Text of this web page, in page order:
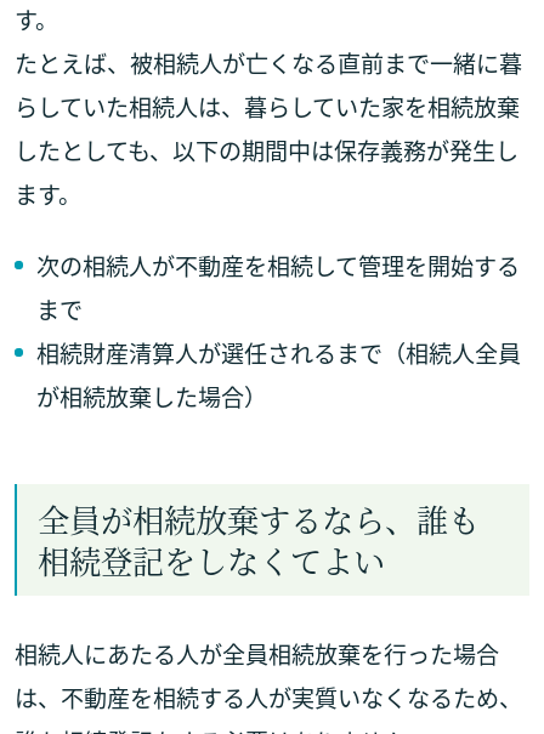
す。
たとえば、被相続人が亡くなる直前まで一緒に暮
らしていた相続人は、暮らしていた家を相続放棄
したとしても、以下の期間中は保存義務が発生し
ます。
次の相続人が不動産を相続して管理を開始する
まで
相続財産清算人が選任されるまで（相続人全員
が相続放棄した場合）
全員が相続放棄するなら、誰も
相続登記をしなくてよい
相続人にあたる人が全員相続放棄を行った場合
は、不動産を相続する人が実質いなくなるため、